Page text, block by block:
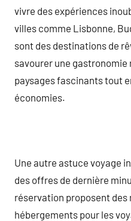
vivre des expériences
villes comme Lisbonne,
sont des destinations de
savourer une
paysages fascinants tout
économies.
Une autre astuce voyage
des offres de dernière
réservation proposent des
hébergements pour les